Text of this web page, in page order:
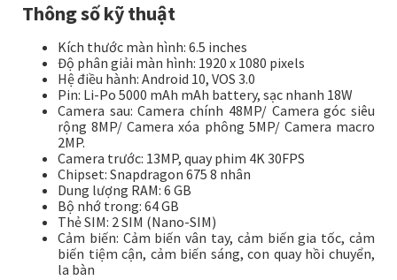
Thông số kỹ thuật
Kích thước màn hình: 6.5 inches
Độ phân giải màn hình: 1920 x 1080 pixels
Hệ điều hành: Android 10, VOS 3.0
Pin: Li-Po 5000 mAh mAh battery, sạc nhanh 18W
Camera sau: Camera chính 48MP/ Camera góc siêu
rộng 8MP/ Camera xóa phông 5MP/ Camera macro
2MP.
Camera trước: 13MP, quay phim 4K 30FPS
Chipset: Snapdragon 675 8 nhân
Dung lượng RAM: 6 GB
Bộ nhớ trong: 64 GB
Thẻ SIM: 2 SIM (Nano-SIM)
Cảm biến: Cảm biến vân tay, cảm biến gia tốc, cảm
biến tiệm cận, cảm biến sáng, con quay hồi chuyển,
la bàn